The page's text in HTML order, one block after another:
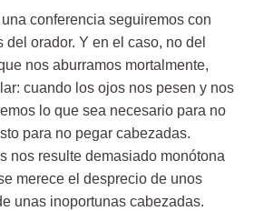
conferencia seguiremos con
orador. Y en el caso, no del
nos aburramos mortalmente,
cuando los ojos nos pesen y nos
lo que sea necesario para no
para no pegar cabezadas.
nos resulte demasiado monótona
merece el desprecio de unos
unas inoportunas cabezadas.